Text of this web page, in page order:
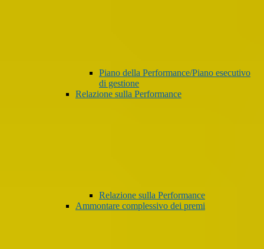
Piano della Performance/Piano esecutivo
di gestione
Relazione sulla Performance
Relazione sulla Performance
Ammontare complessivo dei premi